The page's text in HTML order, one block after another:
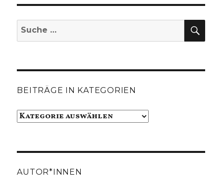
Suche
nach:
BEITRÄGE IN KATEGORIEN
Beiträge
AUTOR*INNEN